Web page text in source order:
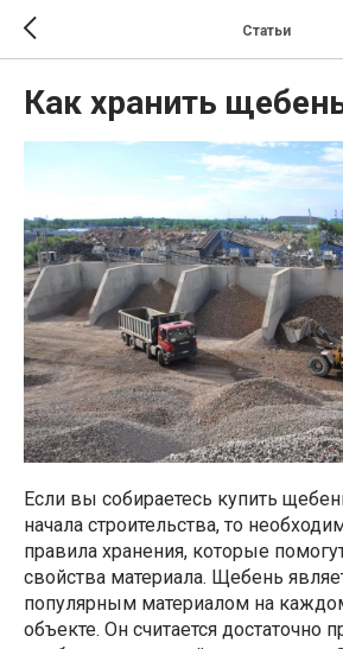
Статьи
Как хранить
Если вы собираетесь купить
начала строительства, то
правила хранения, которые
свойства материала. Щебень
популярным материалом на
объекте. Он считается достаточно